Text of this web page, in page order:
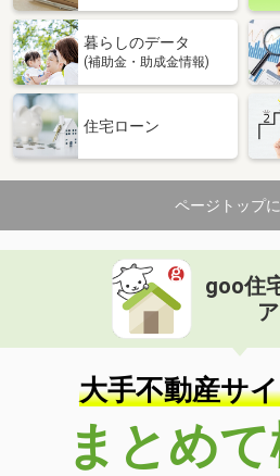
暮らしのデータ
(補助金・助成金情報)
住宅ローン
ページトップ
goo住
大手不動産サ
まとめて